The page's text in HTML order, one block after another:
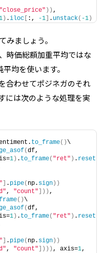
"close_price" )) ,
) .iloc [ :, -1] . unstack( -1)
みましょう。
時価総額加重平均ではな
均を使います。
合わせてポジネガのそれ
には次のような処理を実
to_frame()\
(df,
1) . to_frame( "ret" ) . reset
] . pipe( np. sign))
, "count"])) ,
()\
(df,
1) . to_frame( "ret" ) . reset
] . pipe( np. sign))
, "count"]))) , axis=1,